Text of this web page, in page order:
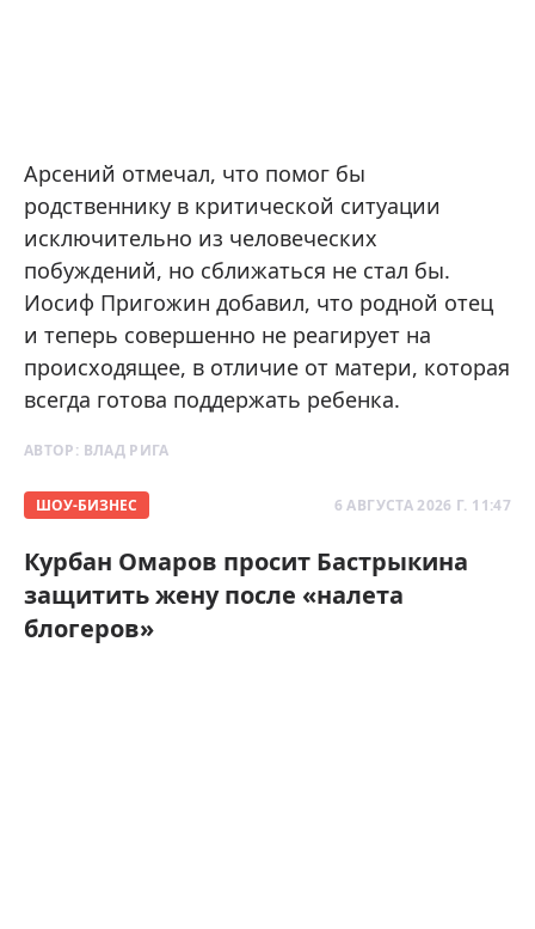
Арсений отмечал, что помог бы
родственнику в критической ситуации
исключительно из человеческих
побуждений, но сближаться не стал бы.
Иосиф Пригожин добавил, что родной отец
и теперь совершенно не реагирует на
происходящее, в отличие от матери, которая
всегда готова поддержать ребенка.
АВТОР: ВЛАД РИГА
ШОУ-БИЗНЕС 6 АВГУСТА 2026 Г. 11:47
Курбан Омаров просит Бастрыкина
защитить жену после «налета
блогеров»